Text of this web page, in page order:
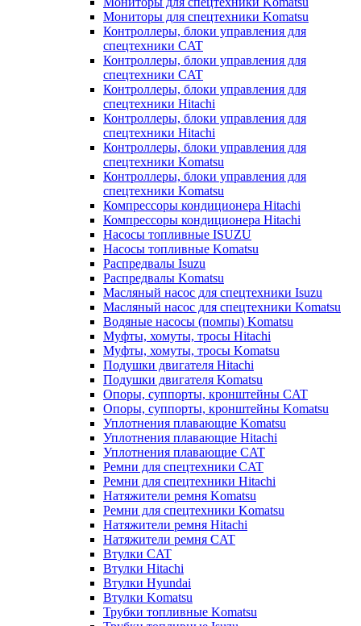
Мониторы для спецтехники Komatsu
Контроллеры, блоки управления для
спецтехники CAT
Контроллеры, блоки управления для
спецтехники CAT
Контроллеры, блоки управления для
спецтехники Hitachi
Контроллеры, блоки управления для
спецтехники Hitachi
Контроллеры, блоки управления для
спецтехники Komatsu
Контроллеры, блоки управления для
спецтехники Komatsu
Компрессоры кондиционера Hitachi
Компрессоры кондиционера Hitachi
Насосы топливные ISUZU
Насосы топливные Komatsu
Распредвалы Isuzu
Распредвалы Komatsu
Масляный насос для спецтехники Isuzu
Масляный насос для спецтехники Komatsu
Водяные насосы (помпы) Komatsu
Муфты, хомуты, тросы Hitachi
Муфты, хомуты, тросы Komatsu
Подушки двигателя Hitachi
Подушки двигателя Komatsu
Опоры, суппорты, кронштейны CAT
Опоры, суппорты, кронштейны Komatsu
Уплотнения плавающие Komatsu
Уплотнения плавающие Hitachi
Уплотнения плавающие CAT
Ремни для спецтехники CAT
Ремни для спецтехники Hitachi
Натяжители ремня Komatsu
Ремни для спецтехники Komatsu
Натяжители ремня Hitachi
Натяжители ремня CAT
Втулки CAT
Втулки Hitachi
Втулки Hyundai
Втулки Komatsu
Трубки топливные Komatsu